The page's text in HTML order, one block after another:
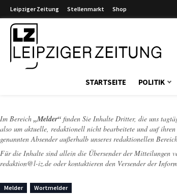
Leipziger Zeitung Stellenmarkt Shop
STARTSEITE POLITIK
Im Bereich „Melder“ finden Sie Inhalte Dritter, die uns
also um aktuelle, redaktionell nicht bearbeitete und auf
genannten Absender außerhalb unseres redaktionellen
Für die Inhalte sind allein die Übersender der Mitteilungen
redaktion@l-iz.de oder kontaktieren den Versender der
Melder Wortmelder